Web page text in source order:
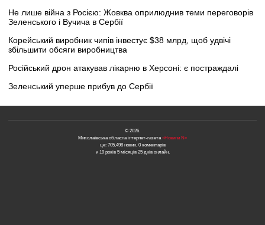
Не лише війна з Росією: Жовква оприлюднив теми переговорів
Зеленського і Вучича в Сербії
Корейський виробник чипів інвестує $38 млрд, щоб удвічі
збільшити обсяги виробництва
Російський дрон атакував лікарню в Херсоні: є постраждалі
Зеленський уперше прибув до Сербії
© 2026.
Миколаївська обласна інтернет-газета«Новини N»
це: 705,498 новин, 0 коментарів
и 19 років 5 місяців 25 днів онлайн.